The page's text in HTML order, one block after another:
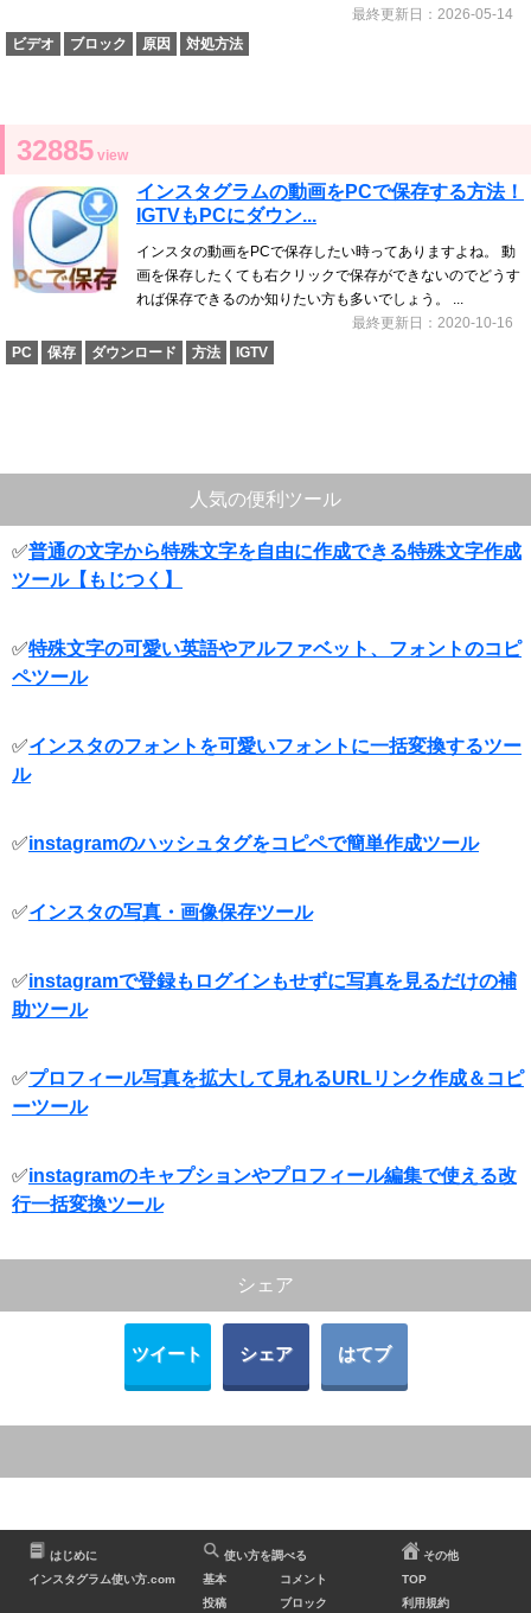
最終更新日：2026-05-14
ビデオ
ブロック 原因 対処方法
32885 view
インスタグラムの動画をPCで保存する方法！
IGTVもPCにダウン...
インスタの動画をPCで保存したい時ってありますよね。 動
画を保存したくても右クリックで保存ができないのでどうす
れば保存できるのか知りたい方も多いでしょう。 ...
最終更新日：2020-10-16
PC
保存 ダウンロード 方法 IGTV
人気の便利ツール
✅普通の文字から特殊文字を自由に作成できる特殊文字作成
ツール【もじつく】
✅特殊文字の可愛い英語やアルファベット、フォントのコピ
ペツール
✅インスタのフォントを可愛いフォントに一括変換するツー
ル
✅instagramのハッシュタグをコピペで簡単作成ツール
✅インスタの写真・画像保存ツール
✅instagramで登録もログインもせずに写真を見るだけの補
助ツール
✅プロフィール写真を拡大して見れるURLリンク作成＆コピ
ーツール
✅instagramのキャプションやプロフィール編集で使える改
行一括変換ツール
シェア
ツイート シェア はてブ
はじめに
インスタグラム使い方.com
使い方を調べる
基本
投稿
コメント
ブロック
その他
TOP
利用規約